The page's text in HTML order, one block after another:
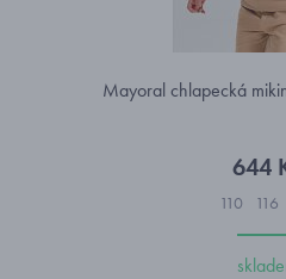
Mayoral chlapecká
644
110 116